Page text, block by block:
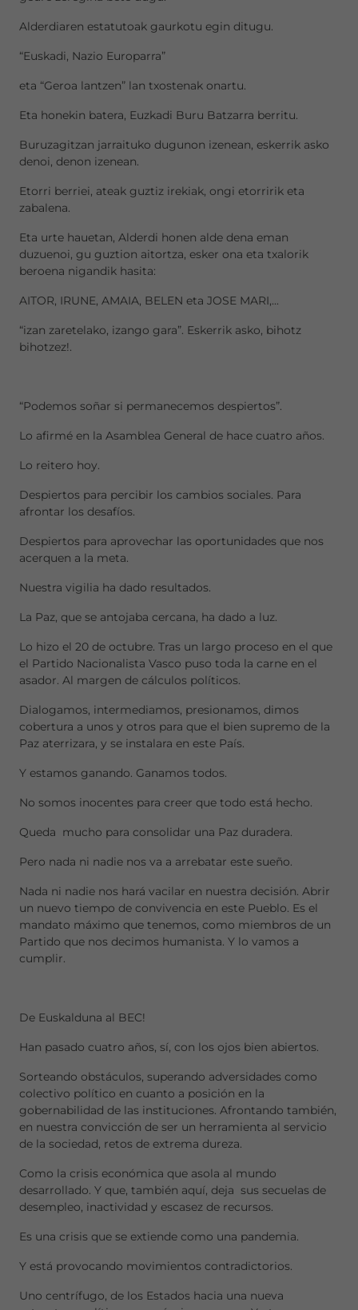
Alderdiaren estatutoak gaurkotu egin ditugu.
“Euskadi, Nazio Europarra”
eta “Geroa lantzen” lan txostenak onartu.
Eta honekin batera, Euzkadi Buru Batzarra berritu.
Buruzagitzan jarraituko dugunon izenean, eskerrik asko
denoi, denon izenean.
Etorri berriei, ateak guztiz irekiak, ongi etorririk eta
zabalena.
Eta urte hauetan, Alderdi honen alde dena eman
duzuenoi, gu guztion aitortza, esker ona eta txalorik
beroena nigandik hasita:
AITOR, IRUNE, AMAIA, BELEN eta JOSE MARI,...
“izan zaretelako, izango gara”. Eskerrik asko, bihotz
bihotzez!.
“Podemos soñar si permanecemos despiertos”.
Lo afirmé en la Asamblea General de hace cuatro años.
Lo reitero hoy.
Despiertos para percibir los cambios sociales. Para
afrontar los desafíos.
Despiertos para aprovechar las oportunidades que nos
acerquen a la meta.
Nuestra vigilia ha dado resultados.
La Paz, que se antojaba cercana, ha dado a luz.
Lo hizo el 20 de octubre. Tras un largo proceso en el que
el Partido Nacionalista Vasco puso toda la carne en el
asador. Al margen de cálculos políticos.
Dialogamos, intermediamos, presionamos, dimos
cobertura a unos y otros para que el bien supremo de la
Paz aterrizara, y se instalara en este País.
Y estamos ganando. Ganamos todos.
No somos inocentes para creer que todo está hecho.
Queda mucho para consolidar una Paz duradera.
Pero nada ni nadie nos va a arrebatar este sueño.
Nada ni nadie nos hará vacilar en nuestra decisión. Abrir
un nuevo tiempo de convivencia en este Pueblo. Es el
mandato máximo que tenemos, como miembros de un
Partido que nos decimos humanista. Y lo vamos a
cumplir.
De Euskalduna al BEC!
Han pasado cuatro años, sí, con los ojos bien abiertos.
Sorteando obstáculos, superando adversidades como
colectivo político en cuanto a posición en la
gobernabilidad de las instituciones. Afrontando también,
en nuestra convicción de ser un herramienta al servicio
de la sociedad, retos de extrema dureza.
Como la crisis económica que asola al mundo
desarrollado. Y que, también aquí, deja sus secuelas de
desempleo, inactividad y escasez de recursos.
Es una crisis que se extiende como una pandemia.
Y está provocando movimientos contradictorios.
Uno centrífugo, de los Estados hacia una nueva